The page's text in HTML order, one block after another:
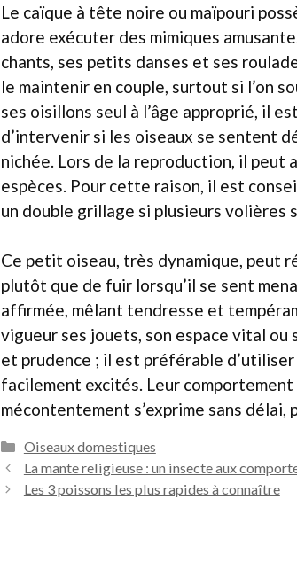
Le caïque à tête noire ou maïpouri
adore exécuter des mimiques
chants, ses petits danses et ses
le maintenir en couple, surtout si l’on
ses oisillons seul à l’âge approprié, il
d’intervenir si les oiseaux se sentent
nichée. Lors de la reproduction, il
espèces. Pour cette raison, il est
un double grillage si plusieurs volières
Ce petit oiseau, très dynamique, peut
plutôt que de fuir lorsqu’il se sent
affirmée, mêlant tendresse et
vigueur ses jouets, son espace vital
et prudence ; il est préférable
facilement excités. Leur
mécontentement s’exprime sans délai,
Catégories
Oiseaux domestiques
La mante religieuse : un insecte aux
Les 3 poissons les plus rapides à connaître